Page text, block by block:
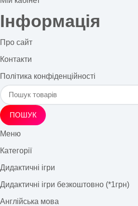
Інформація
Про сайт
Контакти
Політика конфіденційності
ПОШУК
Меню
Категорії
Дидактичні ігри
Дидактичні ігри безкоштовно (*1грн)
Англійська мова